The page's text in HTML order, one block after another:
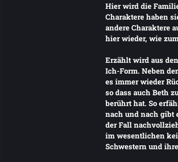
Hier wird die
Charaktere haben
andere Charaktere
hier wieder, wie
Erzählt wird aus
Ich-Form. Neben
es immer wieder
so dass auch Beth
berührt hat. So
nach und nach gibt
der Fall
im wesentlichen
Schwestern und